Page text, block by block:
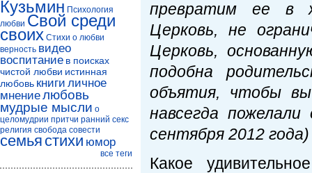
превратим ее в
Церковь, не
Церковь,
подобна
объятия, чтобы
навсегда
сентября 2012 года)
Какое
Кузьмин Психология
любви Свой среди
своих Стихи о любви
верность видео
воспитание в поисках
чистой любви истинная
любовь книги личное
мнениелюбовь
мудрые мысли о
целомудрии притчи ранний секс
религия свобода совести
семья стихи юмор
все теги